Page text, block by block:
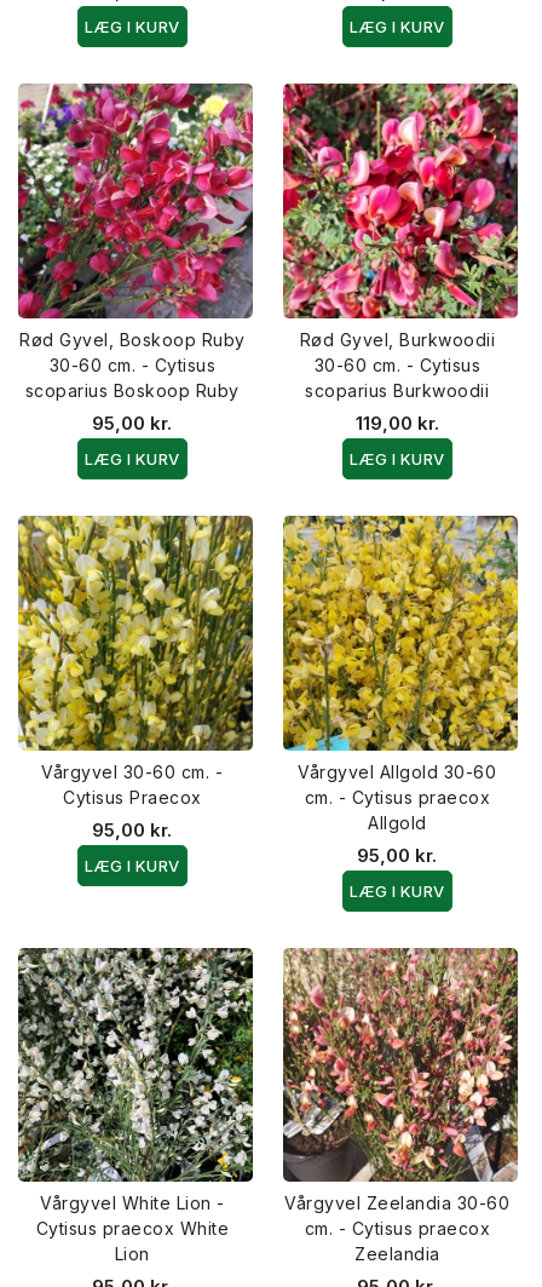
LÆG I KURV LÆG I KURV
Rød Gyvel, Boskoop Ruby
30-60 cm. - Cytisus
scoparius Boskoop Ruby
95,00 kr.
LÆG I KURV
Rød Gyvel, Burkwoodii
30-60 cm. - Cytisus
scoparius Burkwoodii
119,00 kr.
LÆG I KURV
Vårgyvel 30-60 cm. -
Cytisus Praecox
95,00 kr.
LÆG I KURV
Vårgyvel Allgold 30-60
cm. - Cytisus praecox
Allgold
95,00 kr.
LÆG I KURV
Vårgyvel White Lion -
Cytisus praecox White
Lion
Vårgyvel Zeelandia 30-60
cm. - Cytisus praecox
Zeelandia